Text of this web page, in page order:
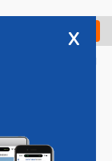
Check in
x